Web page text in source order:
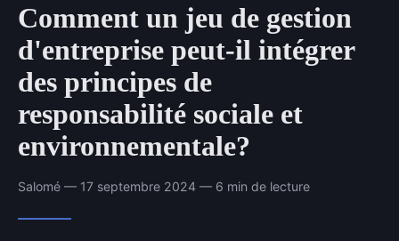
Comment un jeu de gestion
d'entreprise peut-il intégrer
des principes de
responsabilité sociale et
environnementale?
Salomé — 17 septembre 2024 — 6 min de lecture